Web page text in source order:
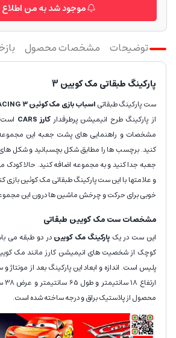
موجود شد به من اطلاع
توضیحات مشخصات محصول
پارکینگ طبقاتی مک کویین 3
ست پارکینگ طبقاتیاسباب بازی مک کوئین RACING 3
از پارکینگ طرح انیمیشن پرطرفدارکارز CARS
مشخصات و راهنمایی های پشت جعبه این مجموعه
کنید. برچسب ها را مطابق شکل بچسبانید و شکل های
جعبه جدا کنید و به مجموعه اضافه کنید. حالا کودک
و علامتها با این ست پارکینگ طبقاتی مک کوئین بازی
خوبی برای حرکت و چرخش ماشین ها درون این
مشخصات ست مک کویین طبقاتی
این ست در یک پارکینگ مک کویین
کوچک از شخصیت های انیمیشن کارز مانند مک
پلیس است. اندازه و ابعاد این پارکینگ بعد از
محصول از پلاستیک براق و درجه ساخته شده است.